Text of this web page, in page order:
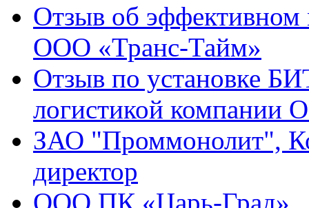
Отзыв об эффективном
ООО «Транс-Тайм»
Отзыв по установке
логистикой
ЗАО "Проммонолит",
директор
ООО ПК «Царь-Град»